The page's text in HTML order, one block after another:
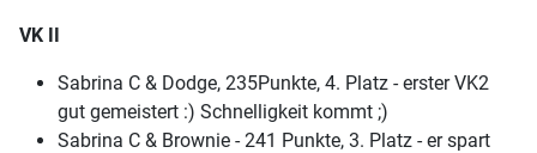
VK II
Sabrina C & Dodge, 235Punkte, 4. Platz - erster VK2
gut gemeistert :) Schnelligkeit kommt ;)
Sabrina C & Brownie - 241 Punkte, 3. Platz - er spart